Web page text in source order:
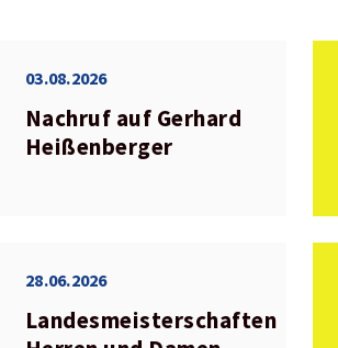
03.08.2026
Nachruf auf Gerhard
Heißenberger
28.06.2026
Landesmeisterschaften